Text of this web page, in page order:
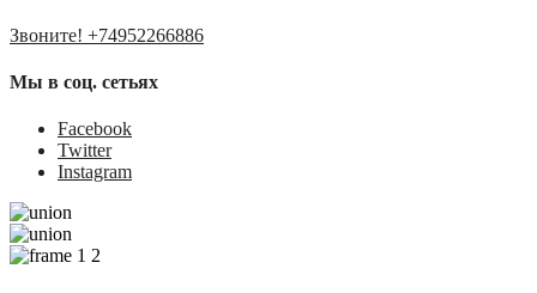
Звоните! +74952266886
Мы в соц. сетьях
Facebook
Twitter
Instagram